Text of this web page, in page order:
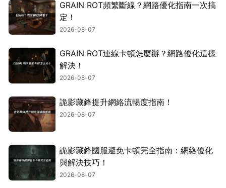
GRAIN ROT頻繁斷線？網路優化指南一次搞
定！
2026-08-07
GRAIN ROT連線卡頓怎麼辦？網路優化這樣
解決！
2026-08-07
詭影藏鋒提升網絡流暢度指南！
2026-08-07
詭影藏鋒國服避免卡頓完全指南：網絡優化
與解決技巧！
2026-08-07